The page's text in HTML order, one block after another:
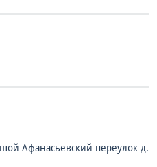
Афанасьевский переулок д.